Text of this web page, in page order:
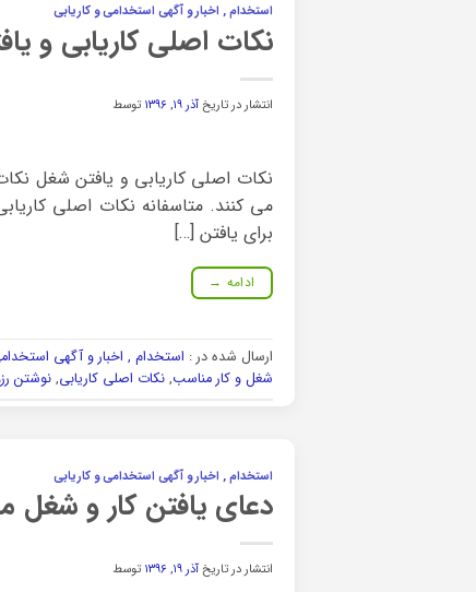
استخدام , اخبار و آگهی استخدامی و کاریابی
نکات اصلی کاریابی و
انتشار در تاریخآذر ۱۹, ۱۳۹۶ توسط
نکات اصلی کاریابی و یافتن شغل
می کنند. متاسفانه نکات اصلی
برای یافتن […]
ادامه →
ارسال شده در : استخدام , اخبار و آگهی
شغل و کار مناسب,نکات اصلی کاریابی,نوشتن
استخدام , اخبار و آگهی استخدامی و کاریابی
دعای یافتن کار و شغل
انتشار در تاریخآذر ۱۹, ۱۳۹۶ توسط